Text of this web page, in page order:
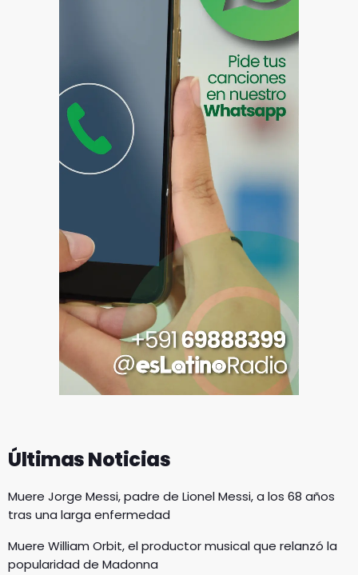
Últimas Noticias
Muere Jorge Messi, padre de Lionel Messi, a los 68 años
tras una larga enfermedad
Muere William Orbit, el productor musical que relanzó la
popularidad de Madonna